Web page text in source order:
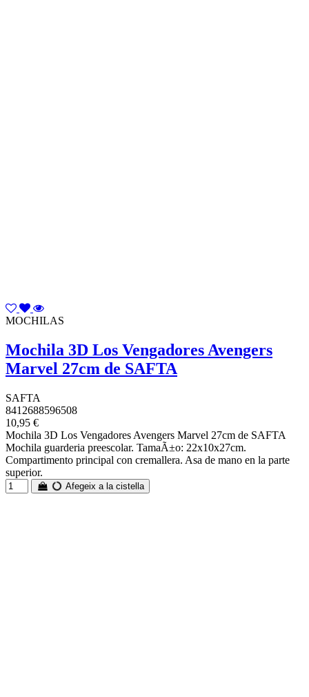
MOCHILAS
Mochila 3D Los Vengadores Avengers
Marvel 27cm de SAFTA
SAFTA
8412688596508
10,95 €
Mochila 3D Los Vengadores Avengers Marvel 27cm de SAFTA
Mochila guarderia preescolar. TamaÃ±o: 22x10x27cm.
Compartimento principal con cremallera. Asa de mano en la parte
superior.
Afegeix a la cistella